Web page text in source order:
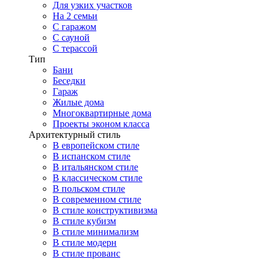
Для узких участков
На 2 семьи
С гаражом
С сауной
С терассой
Тип
Бани
Беседки
Гараж
Жилые дома
Многоквартирные дома
Проекты эконом класса
Архитектурный стиль
В европейском стиле
В испанском стиле
В итальянском стиле
В классическом стиле
В польском стиле
В современном стиле
В стиле конструктивизма
В стиле кубизм
В стиле минимализм
В стиле модерн
В стиле прованс